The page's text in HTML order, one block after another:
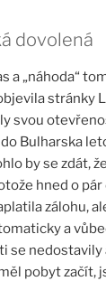
dovolená
a „náhoda“
stránky
svou
Bulharska
by se zdát,
hned o pár
zálohu,
a
se nedostavily
pobyt začít,